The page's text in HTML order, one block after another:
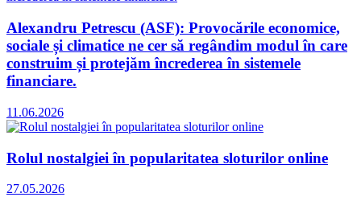
Alexandru Petrescu (ASF): Provocările economice,
sociale și climatice ne cer să regândim modul în care
construim și protejăm încrederea în sistemele
financiare.
11.06.2026
Rolul nostalgiei în popularitatea sloturilor online
27.05.2026